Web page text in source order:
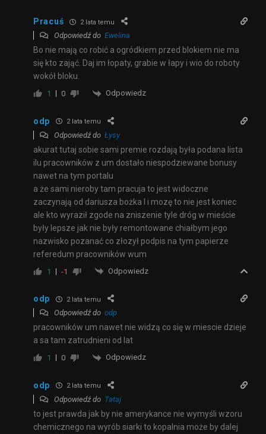
Pracuś 2 lata temu
Odpowiedź do Ewelina
Bo nie mają co robić a ogródkiem przed blokiem nie ma
się kto zająć. Daj im łopaty, grabie w łapy i wio do roboty
wokół bloku.
1 0 Odpowiedz
odp 2 lata temu
Odpowiedź do Łysy
akurat tutaj sobie sami premie rozdają była podana lista
ilu pracowników z um dostało niespodziewane bonusy
nawet na tym portalu
a że sami nieroby tam pracuja to jest widoczne
zaczynają od dariusza bożka I i mozę to nie jest koniec
ale kto wyraził zgode na zniszenie tyle dróg w mieście
były lepsze jak nie były remontowane chiałbym jego
nazwisko pozanać co złozył podpis na tym papierze
referedum pracowników wum
1 -1 Odpowiedz
odp 2 lata temu
Odpowiedź do odp
pracowników um nawet nie widzą co się w miescie dzieje
a sa tam zatrudnieni od lat
1 0 Odpowiedz
odp 2 lata temu
Odpowiedź do Tataj
to jest prawda jak by nie amerykance nie wymyśli wzoru
chemicznego na wyrób siarki to kopalnia może by dalej